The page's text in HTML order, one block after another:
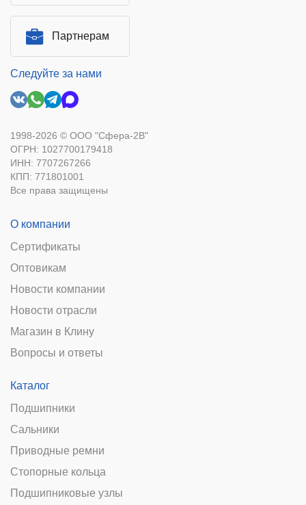
Партнерам
Следуйте за нами
1998-2026 © ООО "Сфера-2В"
ОГРН: 1027700179418
ИНН: 7707267266
КПП: 771801001
Все права защищены
О компании
Сертификаты
Оптовикам
Новости компании
Новости отрасли
Магазин в Клину
Вопросы и ответы
Каталог
Подшипники
Сальники
Приводные ремни
Стопорные кольца
Подшипниковые узлы